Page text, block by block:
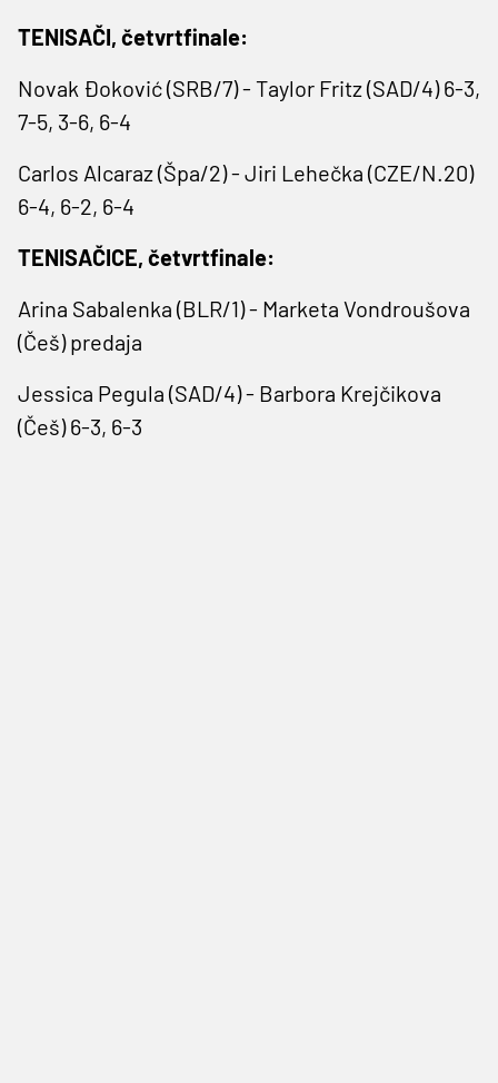
TENISAČI, četvrtfinale:
Novak Đoković (SRB/7) - Taylor Fritz (SAD/4) 6-3,
7-5, 3-6, 6-4
Carlos Alcaraz (Špa/2) - Jiri Lehečka (CZE/N.20)
6-4, 6-2, 6-4
TENISAČICE, četvrtfinale:
Arina Sabalenka (BLR/1) - Marketa Vondroušova
(Češ) predaja
Jessica Pegula (SAD/4) - Barbora Krejčikova
(Češ) 6-3, 6-3